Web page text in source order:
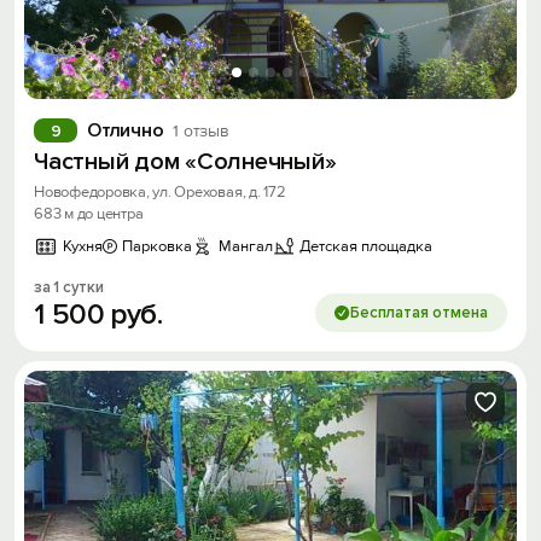
Отлично 1 отзыв
9
Частный дом «Солнечный»
Новофедоровка, ул. Ореховая, д. 172
683 м до центра
Кухня
Парковка Мангал Детская площадка
за 1 сутки
1 500 руб. Бесплатая отмена
Войти илиЗарегистрироваться